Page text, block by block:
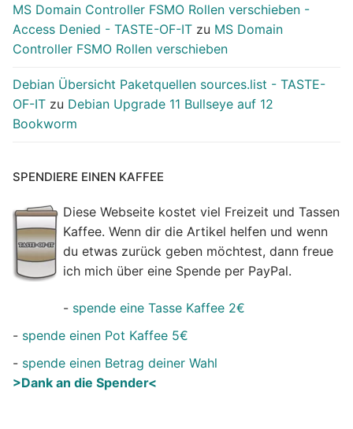
MS Domain Controller FSMO Rollen verschieben -
Access Denied - TASTE-OF-IT zu MS Domain
Controller FSMO Rollen verschieben
Debian Übersicht Paketquellen sources.list - TASTE-
OF-IT zu Debian Upgrade 11 Bullseye auf 12
Bookworm
SPENDIERE EINEN KAFFEE
Diese Webseite kostet viel Freizeit und Tassen
Kaffee. Wenn dir die Artikel helfen und wenn
du etwas zurück geben möchtest, dann freue
ich mich über eine Spende per PayPal.
- spende eine Tasse Kaffee 2€
- spende einen Pot Kaffee 5€
- spende einen Betrag deiner Wahl
>Dank an die Spender<